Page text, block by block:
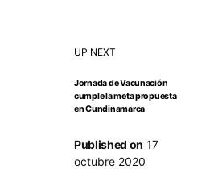
UP NEXT
Jornada de Vacunación
cumple la meta propuesta
en Cundinamarca
Published on 17
octubre 2020